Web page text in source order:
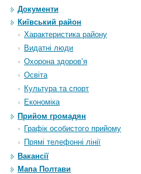
Документи
Київський район
Характеристика району
Видатні люди
Охорона здоров’я
Освіта
Культура та спорт
Економіка
Прийом громадян
Графік особистого прийому
Прямі телефонні лінії
Вакансії
Мапа Полтави